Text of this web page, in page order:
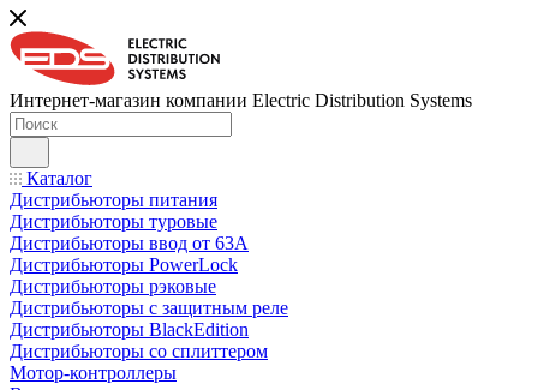
Интернет-магазин компании Electric Distribution Systems
Каталог
Дистрибьюторы питания
Дистрибьюторы туровые
Дистрибьюторы ввод от 63A
Дистрибьюторы PowerLock
Дистрибьюторы рэковые
Дистрибьюторы с защитным реле
Дистрибьюторы BlackEdition
Дистрибьюторы со сплиттером
Мотор-контроллеры